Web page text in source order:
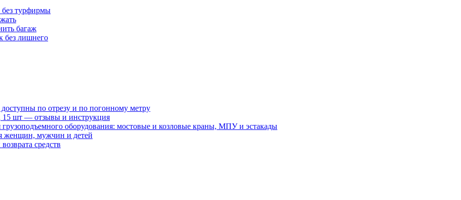
без турфирмы
багаж
без лишнего
по отрезу и по погонному метру
15 шт — отзывы и инструкция
оборудования: мостовые и козловые краны, МПУ и эстакады
женщин, мужчин и детей
средств